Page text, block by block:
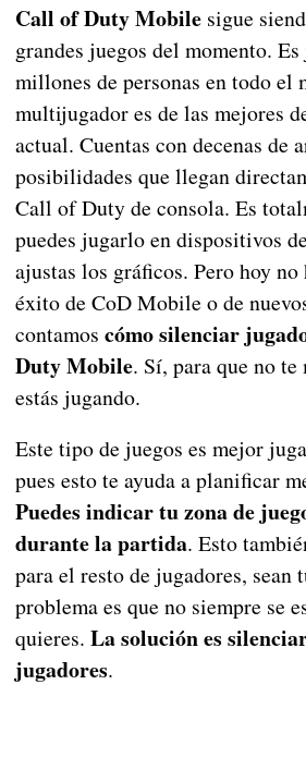
Call of Duty Mobilesigue
grandes juegos del momento.
millones de personas en todo el
multijugador es de las mejores
actual. Cuentas con decenas de
posibilidades que llegan
Call of Duty de consola. Es
puedes jugarlo en dispositivos
ajustas los gráficos. Pero hoy no
éxito de CoD Mobile o de
contamos cómo silenciar
Duty Mobile. Sí, para que no te
estás jugando.
Este tipo de juegos es mejor
pues esto te ayuda a planificar
Puedes indicar tu zona de
durante la partida. Esto
para el resto de jugadores, sean
problema es que no siempre se
quieres. La solución es
jugadores.